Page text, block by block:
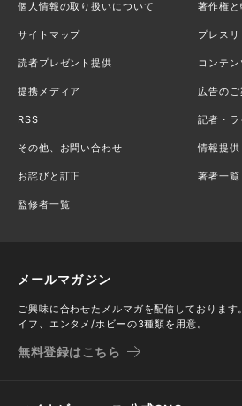
個人情報の取り扱いについて 著作権と
サイトマップ プレス
読者プレゼント提供 コンテ
提携メディア 広告のご
RSS 記者・
その他、お問い合わせ 情報提供
お詫びと訂正 著者一覧
監修者一覧
メールマガジン
ご興味に合わせたメルマガを配信しておりま
イフ、エンタメ/ホビーの3種類を用意。
無料登録はこちら